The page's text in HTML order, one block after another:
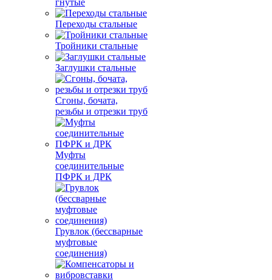
гнутые
Переходы стальные
Тройники стальные
Заглушки стальные
Сгоны, бочата,
резьбы и отрезки труб
Муфты
соединительные
ПФРК и ДРК
Грувлок (бессварные
муфтовые
соединения)